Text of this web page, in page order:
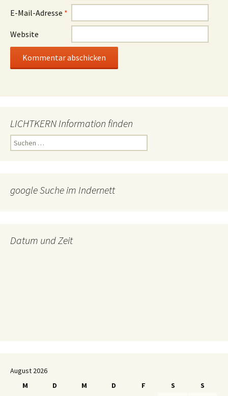
E-Mail-Adresse *
Website
LICHTKERN Information finden
Suchen
nach:
google Suche im Indernett
Datum und Zeit
August 2026
M
D M D F S
S